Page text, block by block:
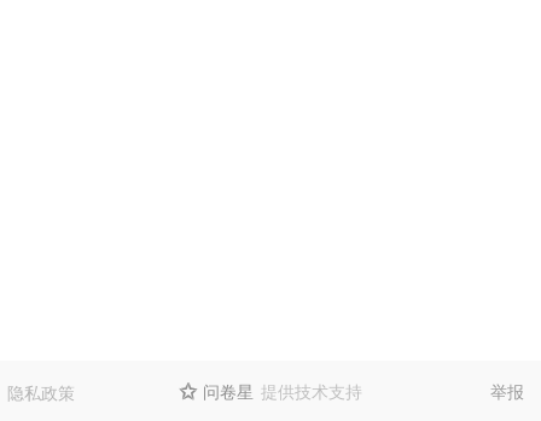
隐私政策  问卷星 提供技术支持 举报